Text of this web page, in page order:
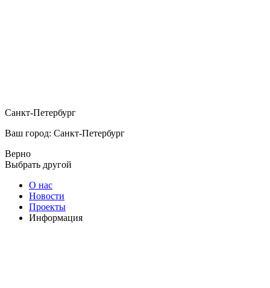
Санкт-Петербург
Ваш город: Санкт-Петербург
Верно
Выбрать другой
О нас
Новости
Проекты
Информация